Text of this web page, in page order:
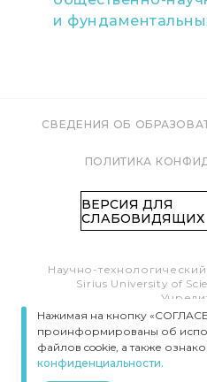
и
СВЕДЕНИЯ ОБ
ПОЛИТИКА
ВЕРСИЯ ДЛЯ
СЛАБОВИДЯЩИХ
Научно-
Sirius University of
Образовательный
Федеральная
Тел.:8 (800)
Нажимая на кнопку
проинформированы об
файлов cookie, а также
конфиденциальности.